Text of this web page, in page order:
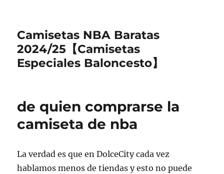
Camisetas NBA Baratas
2024/25【Camisetas
Especiales Baloncesto】
de quien comprarse la
camiseta de nba
La verdad es que en DolceCity cada vez
hablamos menos de tiendas y esto no puede